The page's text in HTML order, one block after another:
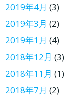
2019年4月 (3)
2019年3月 (2)
2019年1月 (4)
2018年12月 (3)
2018年11月 (1)
2018年7月 (2)